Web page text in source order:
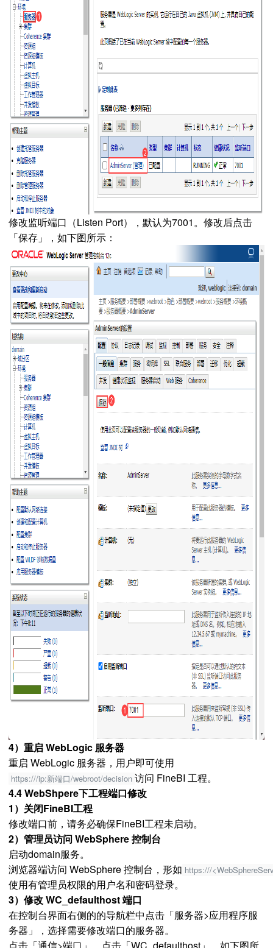
修改监听端口（Listen Port），默认为7001。修改后点击
「保存」，如下图所示：
4）重启 WebLogic 服务器
重启 WebLogic 服务器，用户即可使用
https:///ip:新端口/webroot/decision 访问 FineBI 工程。
4.4 WebShpere下工程端口修改
1）关闭FineBI工程
修改端口前，请务必确保FineBI工程未启动。
2）管理员访问 WebSphere 控制台
启动domain服务。
浏览器端访问 WebSphere 控制台，形如 https:///
使用有管理员权限的用户名和密码登录。
3）修改 WC_defaulthost 端口
在控制台界面右侧的的导航栏中点击「服务器>应用程序服
务器」，选择需要修改端口的服务器。